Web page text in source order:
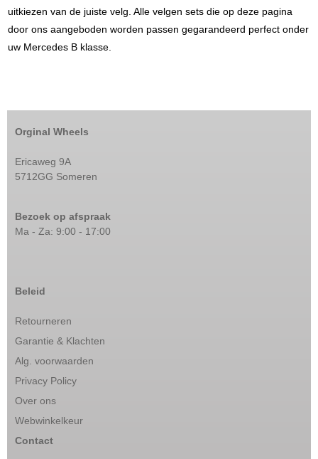
uitkiezen van de juiste velg. Alle velgen sets die op deze pagina
door ons aangeboden worden passen gegarandeerd perfect onder
uw Mercedes B klasse.
Orginal Wheels
Ericaweg 9A
5712GG Someren
Bezoek op afspraak
Ma - Za: 9:00 - 17:00
Beleid
Retourneren
Garantie & Klachten
Alg. voorwaarden
Privacy Policy
Over ons
Webwinkelkeur
Contact